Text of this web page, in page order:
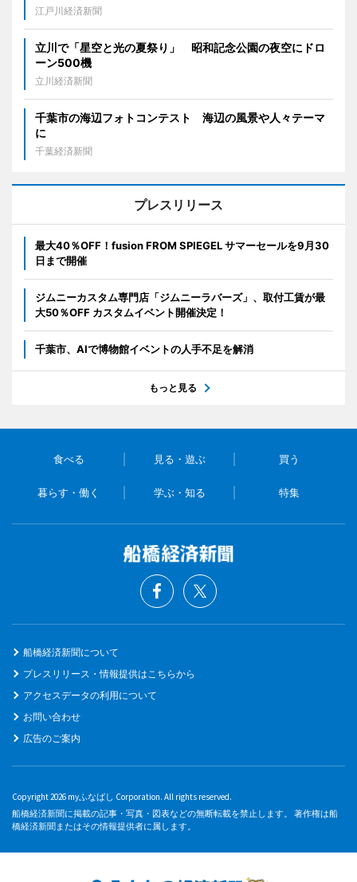
江戸川経済新聞
立川で「星空と光の夏祭り」 昭和記念公園の夜空にドロ
ーン500機
立川経済新聞
千葉市の海辺フォトコンテスト 海辺の風景や人々テーマ
に
千葉経済新聞
プレスリリース
最大40％OFF！fusion FROM SPIEGEL サマーセールを9月30
日まで開催
ジムニーカスタム専門店「ジムニーラバーズ」、取付工賃が最
大50％OFF カスタムイベント開催決定！
千葉市、AIで博物館イベントの人手不足を解消
もっと見る
食べる 見る・遊ぶ 買う
暮らす・働く 学ぶ・知る 特集
船橋経済新聞について
プレスリリース・情報提供はこちらから
アクセスデータの利用について
お問い合わせ
広告のご案内
Copyright 2026 myふなばし Corporation. All rights reserved.
船橋経済新聞に掲載の記事・写真・図表などの無断転載を禁止します。 著作権は船
橋経済新聞またはその情報提供者に属します。